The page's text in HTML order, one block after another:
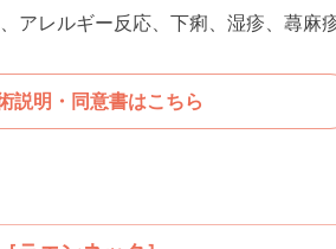
アレルギー反応、下痢、湿疹、蕁麻
説明・同意書はこちら